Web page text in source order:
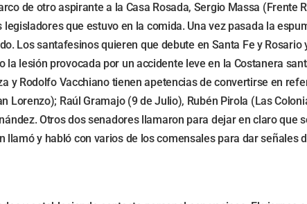
de otro aspirante a la Casa Rosada, Sergio Massa (Frente
que estuvo en la comida. Una vez pasada la
Los santafesinos quieren que debute en Santa Fe y
la lesión provocada por un accidente leve en la Costanera
y Rodolfo Vacchiano tienen apetencias de convertirse en
Lorenzo); Raúl Gramajo (9 de Julio), Rubén Pirola (Las
Otros dos senadores llamaron para dejar en claro
y habló con varios de los comensales para dar señales